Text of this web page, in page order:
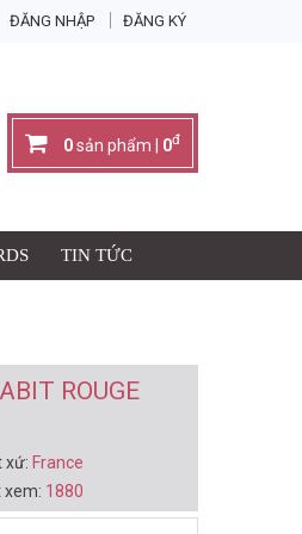
ĐĂNG NHẬP ĐĂNG KÝ
0sản phẩm | 0đ
TIN TỨC
ROUGE
xứ: France
xem: 1880